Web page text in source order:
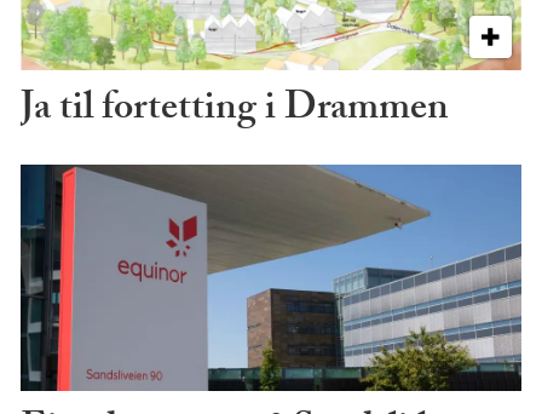
Ja til fortetting i Drammen